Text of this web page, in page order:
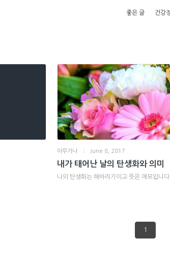
좋은 글 건강
아무거나 June 8, 2017
내가 태어난 날의 탄생화와 의미
나의 탄생화는 해바라기이고 뜻은 애모입니다.
1